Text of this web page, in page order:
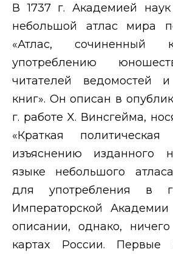
В 1737 г. Академией
небольшой атлас мира
«Атлас,
употреблению
читателей ведомостей и
книг». Он описан в
г. работе X. Винсгейма,
«Краткая
изъяснению изданного
языке небольшого
для употребления в
Императорской
описании, однако,
картах России. Первые